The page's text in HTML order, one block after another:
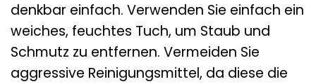
denkbar einfach. Verwenden Sie einfach ein
weiches, feuchtes Tuch, um Staub und
Schmutz zu entfernen. Vermeiden Sie
aggressive Reinigungsmittel, da diese die